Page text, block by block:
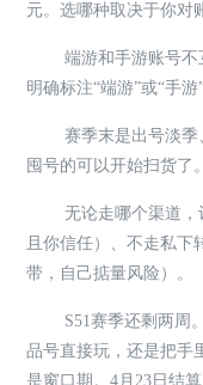
元。选哪种取决于你对
端游和手游账号
明确标注“端游”或“手游
赛季末是出号淡
囤号的可以开始扫货了。
无论走哪个渠道
且你信任）、不走私下
带，自己掂量风险）。
S51赛季还剩两周
品号直接玩，还是把手
是窗口期。4月23日结